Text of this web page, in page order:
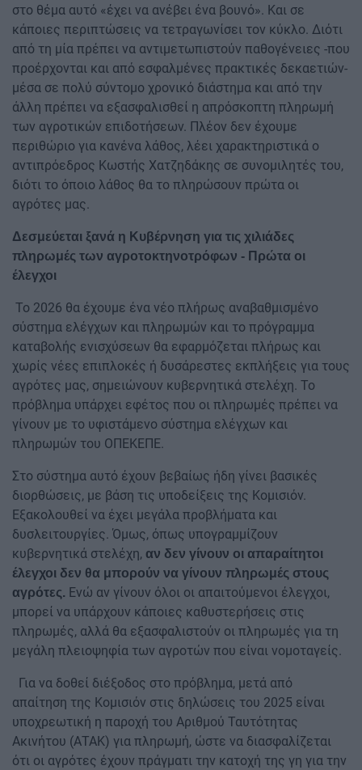
στο θέμα αυτό «έχει να ανέβει ένα βουνό». Και σε
κάποιες περιπτώσεις να τετραγωνίσει τον κύκλο. Διότι
από τη μία πρέπει να αντιμετωπιστούν παθογένειες -που
προέρχονται και από εσφαλμένες πρακτικές δεκαετιών-
μέσα σε πολύ σύντομο χρονικό διάστημα και από την
άλλη πρέπει να εξασφαλισθεί η απρόσκοπτη πληρωμή
των αγροτικών επιδοτήσεων. Πλέον δεν έχουμε
περιθώριο για κανένα λάθος, λέει χαρακτηριστικά ο
αντιπρόεδρος Κωστής Χατζηδάκης σε συνομιλητές του,
διότι το όποιο λάθος θα το πληρώσουν πρώτα οι
αγρότες μας.
Δεσμεύεται ξανά η Κυβέρνηση για τις χιλιάδες
πληρωμές των αγροτοκτηνοτρόφων - Πρώτα οι
έλεγχοι
Το 2026 θα έχουμε ένα νέο πλήρως αναβαθμισμένο
σύστημα ελέγχων και πληρωμών και το πρόγραμμα
καταβολής ενισχύσεων θα εφαρμόζεται πλήρως και
χωρίς νέες επιπλοκές ή δυσάρεστες εκπλήξεις για τους
αγρότες μας, σημειώνουν κυβερνητικά στελέχη. Το
πρόβλημα υπάρχει εφέτος που οι πληρωμές πρέπει να
γίνουν με το υφιστάμενο σύστημα ελέγχων και
πληρωμών του ΟΠΕΚΕΠΕ.
Στο σύστημα αυτό έχουν βεβαίως ήδη γίνει βασικές
διορθώσεις, με βάση τις υποδείξεις της Κομισιόν.
Εξακολουθεί να έχει μεγάλα προβλήματα και
δυσλειτουργίες. Όμως, όπως υπογραμμίζουν
κυβερνητικά στελέχη, αν δεν γίνουν οι απαραίτητοι
έλεγχοι δεν θα μπορούν να γίνουν πληρωμές στους
αγρότες. Ενώ αν γίνουν όλοι οι απαιτούμενοι έλεγχοι,
μπορεί να υπάρχουν κάποιες καθυστερήσεις στις
πληρωμές, αλλά θα εξασφαλιστούν οι πληρωμές για τη
μεγάλη πλειοψηφία των αγροτών που είναι νομοταγείς.
Για να δοθεί διέξοδος στο πρόβλημα, μετά από
απαίτηση της Κομισιόν στις δηλώσεις του 2025 είναι
υποχρεωτική η παροχή του Αριθμού Ταυτότητας
Ακινήτου (ΑΤΑΚ) για πληρωμή, ώστε να διασφαλίζεται
ότι οι αγρότες έχουν πράγματι την κατοχή της γη για την